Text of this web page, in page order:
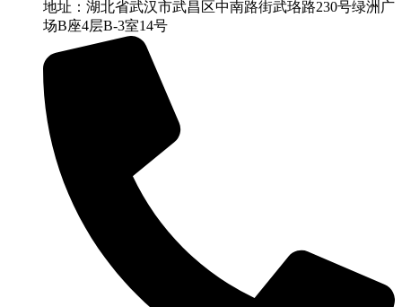
地址：湖北省武汉市武昌区中南路街武珞路230号绿洲广
场B座4层B-3室14号